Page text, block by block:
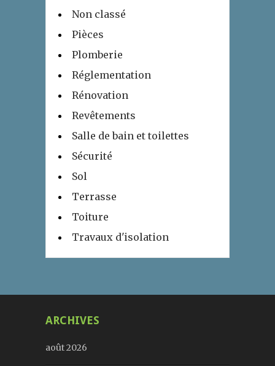
Non classé
Pièces
Plomberie
Réglementation
Rénovation
Revêtements
Salle de bain et toilettes
Sécurité
Sol
Terrasse
Toiture
Travaux d'isolation
ARCHIVES
août 2026